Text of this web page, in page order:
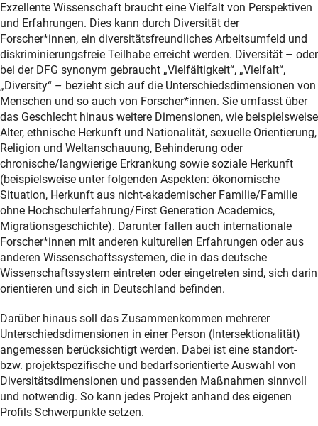
Wissenschaftliches Entlastungspersonal (SHK/WHK) z. B.
für Forschende mit Behinderung oder langfristiger
Erkrankung entsprechend den unter „Vereinbarkeit“ und
„Finanzierung von Entlastungspersonal“ genannten
Rahmenbedingungen. Hier finden Sie mehr Informationen
zu Maßnahmen, die derVereinbarkeit von Wissenschaft
und Familie (interner Link)
dienen.
Verpflegung einer Begleitperson anfallen. Solche Kosten
können aus der Pauschale für
Chancengleichheitsmaßnahmen oder anderen DFG-
Fördermitteln abgerechnet werden, soweit vorrangige
Mittel aus dem deutschen Sozialsystem in Anspruch
genommen worden sind und das anzuwendende
Reisekostenrecht die Abrechnung von Reisekosten von
Begleitpersonen für Menschen mit Behinderungen
gewährleistet. Hierzu kann Sie Ihre Reisekostenstelle vor
Ort beraten. Entstandene Kosten sind in der Regel durch
Belege nachzuweisen, soweit sie dem Beschäftigten
vorliegen.
ProjektspezifischeZusatzbedarfe zur
behindertengerechten Ausstattung des
Arbeitsplatzes.Dies ist nur in Ausnahmefällen möglich,
da das Sozialsystem (die Agentur für Arbeit, die
Integrationsämter, die Krankenkassen oder die
Rentenversicherung) bei einer Schwerbehinderung, einer
einer längerfristigen Erkrankung in der Regel Leistungen
und Zusatzbedarfe zur behindertengerechten Ausstattung
des Arbeitsplatzes übernimmt, die vorrangig
ausgeschöpft werden müssen (Vorrang des Sozialrechts).
Eine Finanzierung von solchem behinderungsbedingten
projekt- und wissenschaftsspezifischer Sonderbedarf
durch die DFG ist nur möglich, wenn ein entsprechender
Chancengleichheitsmaßnahmen des DFG-geförderten
Projektes entstehen, (anteilig) finanziert werden. Der
projektspezifische Bedarf ist nachvollziehbar zu
dokumentieren. Keinesfalls sollte jedoch ein Großteil der
Pauschale in diese Maßnahme fließen.
Exzellente Wissenschaft braucht eine Vielfalt von Perspektiven
und Erfahrungen. Dies kann durch Diversität der
Forscher*innen, ein diversitätsfreundliches Arbeitsumfeld und
diskriminierungsfreie Teilhabe erreicht werden. Diversität – oder
bei der DFG synonym gebraucht „Vielfältigkeit“, „Vielfalt“,
„Diversity“ – bezieht sich auf die Unterschiedsdimensionen von
Menschen und so auch von Forscher*innen. Sie umfasst über
das Geschlecht hinaus weitere Dimensionen, wie beispielsweise
Alter, ethnische Herkunft und Nationalität, sexuelle Orientierung,
Religion und Weltanschauung, Behinderung oder
chronische/langwierige Erkrankung sowie soziale Herkunft
(beispielsweise unter folgenden Aspekten: ökonomische
Situation, Herkunft aus nicht-akademischer Familie/Familie
ohne Hochschulerfahrung/First Generation Academics,
Migrationsgeschichte). Darunter fallen auch internationale
Forscher*innen mit anderen kulturellen Erfahrungen oder aus
anderen Wissenschaftssystemen, die in das deutsche
Wissenschaftssystem eintreten oder eingetreten sind, sich darin
orientieren und sich in Deutschland befinden.
Darüber hinaus soll das Zusammenkommen mehrerer
Unterschiedsdimensionen in einer Person (Intersektionalität)
angemessen berücksichtigt werden. Dabei ist eine standort-
bzw. projektspezifische und bedarfsorientierte Auswahl von
Diversitätsdimensionen und passenden Maßnahmen sinnvoll
und notwendig. So kann jedes Projekt anhand des eigenen
Profils Schwerpunkte setzen.